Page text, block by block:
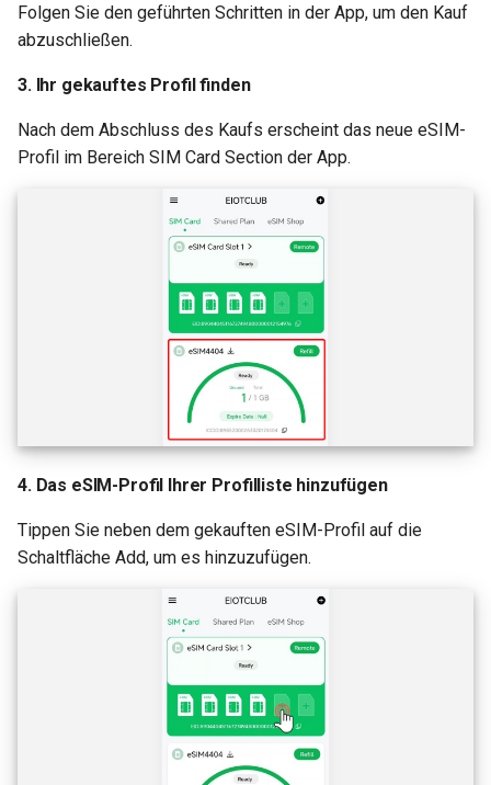
Folgen Sie den geführten Schritten in der App, um den Kauf
abzuschließen.
3. Ihr gekauftes Profil finden
Nach dem Abschluss des Kaufs erscheint das neue eSIM-
Profil im Bereich SIM Card Section der App.
4. Das eSIM-Profil Ihrer Profilliste hinzufügen
Tippen Sie neben dem gekauften eSIM-Profil auf die
Schaltfläche Add, um es hinzuzufügen.